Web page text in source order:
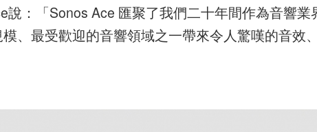
：「Sonos Ace 匯聚了我們二十年間作為音響業
、最受歡迎的音響領域之一帶來令人驚嘆的音效